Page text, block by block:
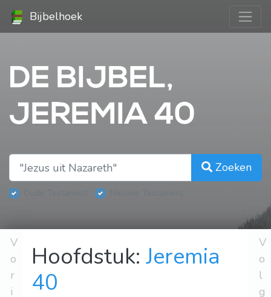
Bijbelhoek
DE BIJBEL,
JEREMIA 40
Zoeken
V
o
r
i
Hoofdstuk:Jeremia
40
V
o
l
g